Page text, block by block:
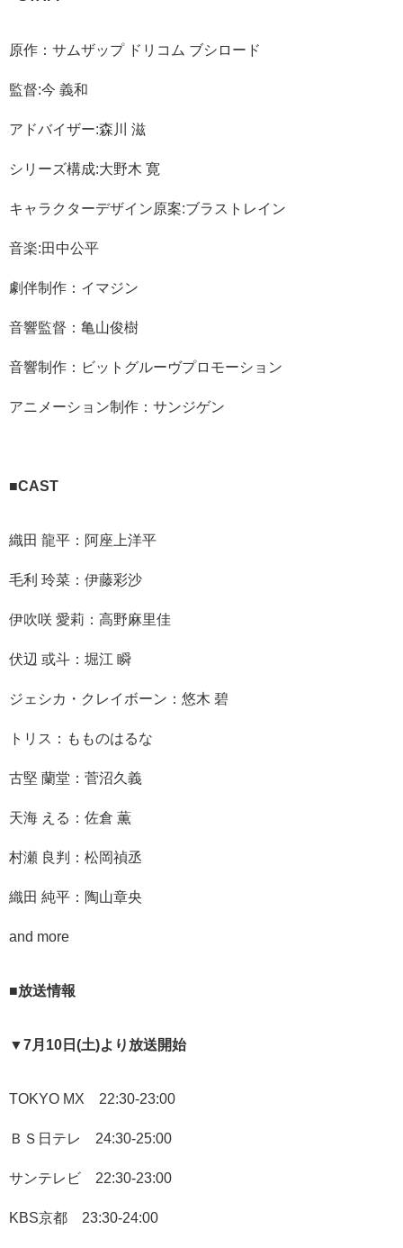
原作：サムザップ ドリコム ブシロード
監督:今 義和
アドバイザー:森川 滋
シリーズ構成:大野木 寛
キャラクターデザイン原案:ブラストレイン
音楽:田中公平
劇伴制作：イマジン
音響監督：亀山俊樹
音響制作：ビットグルーヴプロモーション
アニメーション制作：サンジゲン
■CAST
織田 龍平：阿座上洋平
毛利 玲菜：伊藤彩沙
伊吹咲 愛莉：高野麻里佳
伏辺 或斗：堀江 瞬
ジェシカ・クレイボーン：悠木 碧
トリス：もものはるな
古堅 蘭堂：菅沼久義
天海 える：佐倉 薫
村瀬 良判：松岡禎丞
織田 純平：陶山章央
and more
■放送情報
▼7月10日(土)より放送開始
TOKYO MX 22:30-23:00
ＢＳ日テレ 24:30-25:00
サンテレビ 22:30-23:00
KBS京都 23:30-24:00